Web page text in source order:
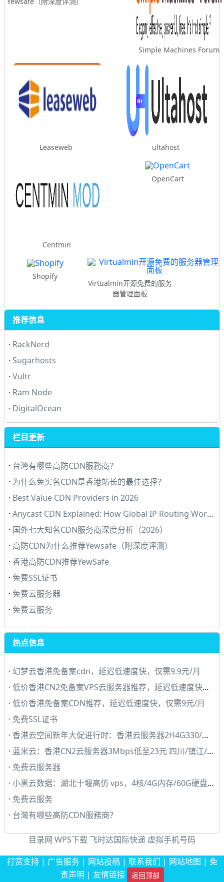
Simple Machines Forum
Leaseweb ultahost
Centmin
OpenCart
Shopify
Virtualmin开源免费的服务
器管理面板
推荐信息
· RackNerd
· Sugarhosts
· Vultr
· Ram Node
· DigitalOcean
栏目更新
· 台灣有哪些高防CDN服務商？
· 为什么免实名CDN是香港站长的最佳选择？
· Best Value CDN Providers in 2026
· Anycast CDN Explained: How Global IP Routing Works (And Who
· 国外七大知名CDN服务商深度分析（2026）
· 高防CDN为什么推荐Yewsafe（附深度评测）
· 香港高防CDN推荐YewSafe
· 免费SSL证书
· 免费云服务器
· 免费云服务
热点信息
· 幻梦云香港免备案cdn，延迟低速度快，仅需9.9元/月
· 低价香港CN2免备案VPS云服务器推荐，延迟低速度快大带宽
· 低价香港免备案CDN推荐，延迟低速度快，仅需9元/月
· 免费SSL证书
· 香港云空间新年大促进行时：香港云服务器2H4G330/年、香港免备空间
· 蓝米云：香港CN2云服务器3Mbps低至23元 四川/镇江/香港独立服务器
· 免费云服务器
· 小黑云数据：湖北十堰高仿 vps，4核/4G内存/60G硬盘/10Mbps上行带宽，
· 免费云服务
· 台灣有哪些高防CDN服務商？
目录网 WPS下载 飞时达国际快递 虚拟手机号码
打赏支持| 广告服务| 网站投稿| 联系我们 | 网站地图 | 免
责声明 | 友情链接 返回顶部